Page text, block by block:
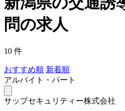
問の求人
10 件
おすすめ順 新着順
アルバイト・パート
サップセキュリティー株式会社